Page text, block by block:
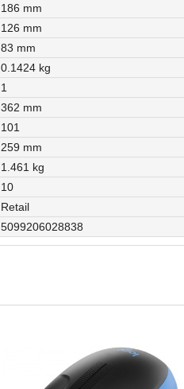
186 mm
126 mm
83 mm
0.1424 kg
1
362 mm
101
259 mm
1.461 kg
10
Retail
5099206028838